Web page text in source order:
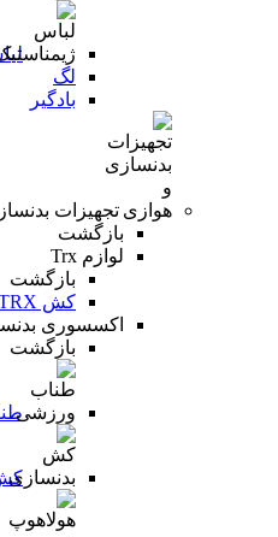
لگ
بادگیر
تجهیزات
بازگشت
لوازم Trx
بازگشت
کش TRX
اکسسوری
بازگشت